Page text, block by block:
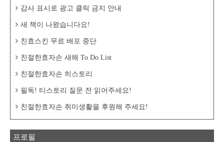
감사 표시로 광고 클릭 금지 안내
새 책이 나왔습니다요!
친효스킨 무료 배포 중단
친절한효자손 새해 To Do List
친절한효자손 히스토리
필독! 티스토리 질문 전 읽어주세요!
친절한효자손 취미생활을 후원해 주세요!
프로필